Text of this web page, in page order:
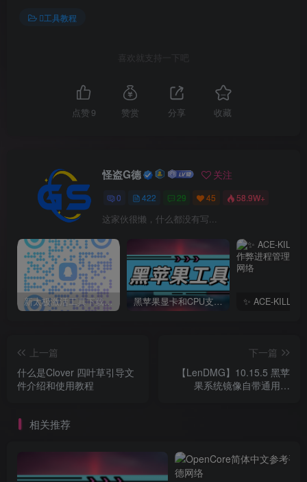
工具教程
喜欢就支持一下吧
点赞 9 赞赏 分享 收藏
怪盗G德 关注
0 422 29 45 58.9W+
这家伙很懒，什么都没有写...
新太极激活工具下载/教程/充值/开户(QQ交流群号749113977) 黑苹果显卡和CPU支持情况以及购买硬件防踩坑指南
上一篇
什么是Clover 四叶草引导文
件介绍和使用教程
下一篇
【LenDMG】10.15.5 黑苹
果系统镜像自带通用版
相关推荐